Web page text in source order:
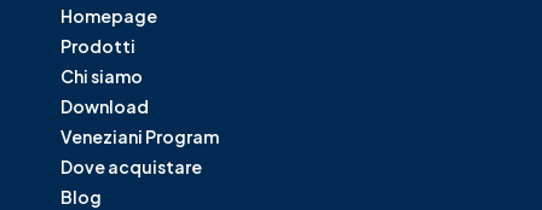
Homepage
Prodotti
Chi siamo
Download
Veneziani Program
Dove acquistare
Blog